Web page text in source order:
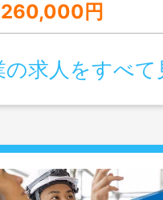
円
の求人をすべて